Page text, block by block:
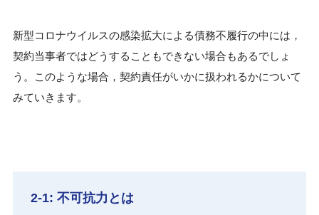
新型コロナウイルスの感染拡大による債務不履行の中には，
契約当事者ではどうすることもできない場合もあるでしょ
う。このような場合，契約責任がいかに扱われるかについて
みていきます。
2-1: 不可抗力とは